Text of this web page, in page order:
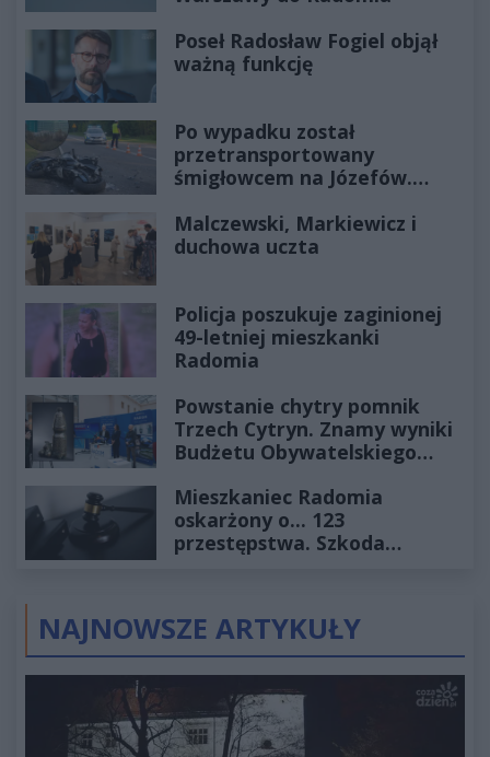
Poseł Radosław Fogiel objął
ważną funkcję
Po wypadku został
przetransportowany
śmigłowcem na Józefów.
Malczewski, Markiewicz i
duchowa uczta
Policja poszukuje zaginionej
49-letniej mieszkanki
Radomia
Powstanie chytry pomnik
Trzech Cytryn. Znamy wyniki
Budżetu Obywatelskiego
Mieszkaniec Radomia
oskarżony o... 123
przestępstwa. Szkoda
NAJNOWSZE ARTYKUŁY